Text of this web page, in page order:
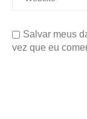
Salvar meus
vez que eu